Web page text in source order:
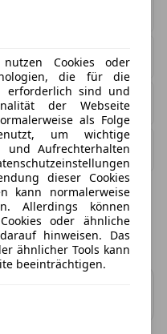
Leasing
Cookies oder
die für die
erforderlich sind und
der Webseite
als Folge
um wichtige
und Aufrechterhalten
dieser Cookies
kann normalerweise
Allerdings können
oder ähnliche
hinweisen. Das
ähnlicher Tools kann
beeinträchtigen.